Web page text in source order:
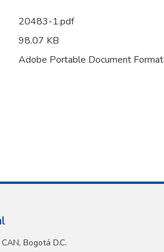
20483-1.pdf
98.07 KB
Adobe Portable Document Format
Bogotá D.C.